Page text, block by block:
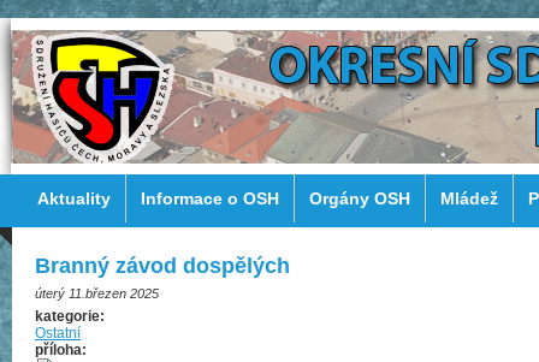
Aktuality Informace o OSH Orgány OSH Mládež
Branný závod dospělých
úterý 11.březen 2025
kategorie:
Ostatní
příloha: